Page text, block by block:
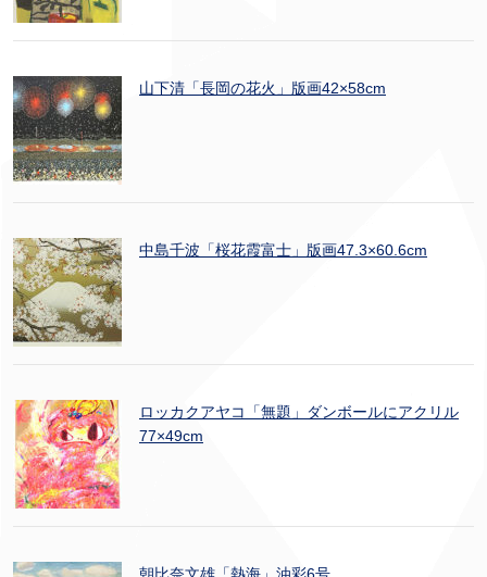
山下清「長岡の花火」版画42×58cm
中島千波「桜花霞富士」版画47.3×60.6cm
ロッカクアヤコ「無題」ダンボールにアクリル
77×49cm